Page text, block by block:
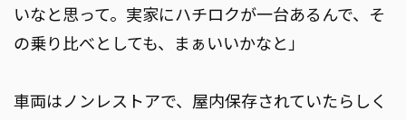
いなと思って。実家にハチロクが一台あるんで、そ
の乗り比べとしても、まぁいいかなと」
車両はノンレストアで、屋内保存されていたらしく